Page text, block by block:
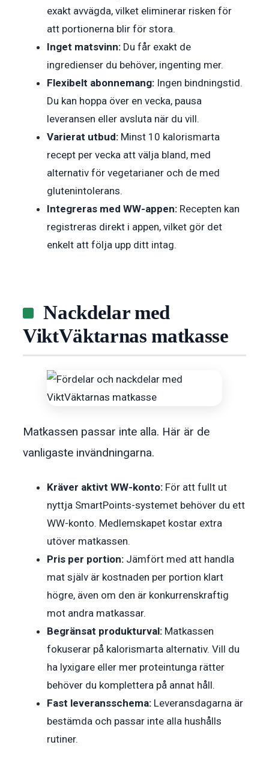
exakt avvägda, vilket eliminerar risken för
att portionerna blir för stora.
Inget matsvinn: Du får exakt de
ingredienser du behöver, ingenting mer.
Flexibelt abonnemang: Ingen bindningstid.
Du kan hoppa över en vecka, pausa
leveransen eller avsluta när du vill.
Varierat utbud: Minst 10 kalorismarta
recept per vecka att välja bland, med
alternativ för vegetarianer och de med
glutenintolerans.
Integreras med WW-appen: Recepten kan
registreras direkt i appen, vilket gör det
enkelt att följa upp ditt intag.
Nackdelar med
ViktVäktarnas matkasse
Matkassen passar inte alla. Här är de
vanligaste invändningarna.
Kräver aktivt WW-konto: För att fullt ut
nyttja SmartPoints-systemet behöver du ett
WW-konto. Medlemskapet kostar extra
utöver matkassen.
Pris per portion: Jämfört med att handla
mat själv är kostnaden per portion klart
högre, även om den är konkurrenskraftig
mot andra matkassar.
Begränsat produkturval: Matkassen
fokuserar på kalorismarta alternativ. Vill du
ha lyxigare eller mer proteintunga rätter
behöver du komplettera på annat håll.
Fast leveransschema: Leveransdagarna är
bestämda och passar inte alla hushålls
rutiner.